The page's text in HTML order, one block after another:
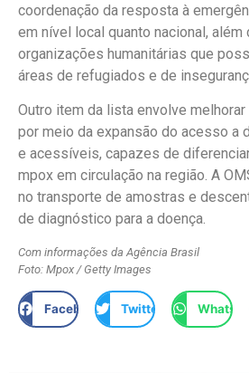
coordenação da resposta à
em nível local quanto nacional,
organizações humanitárias que
áreas de refugiados e de
Outro item da lista envolve melhorar
por meio da expansão do acesso a
e acessíveis, capazes de
mpox em circulação na região. A
no transporte de amostras e
de diagnóstico para a doença.
Com informações da Agência Brasil
Foto: Mpox / Getty Images
Facebook Twitter